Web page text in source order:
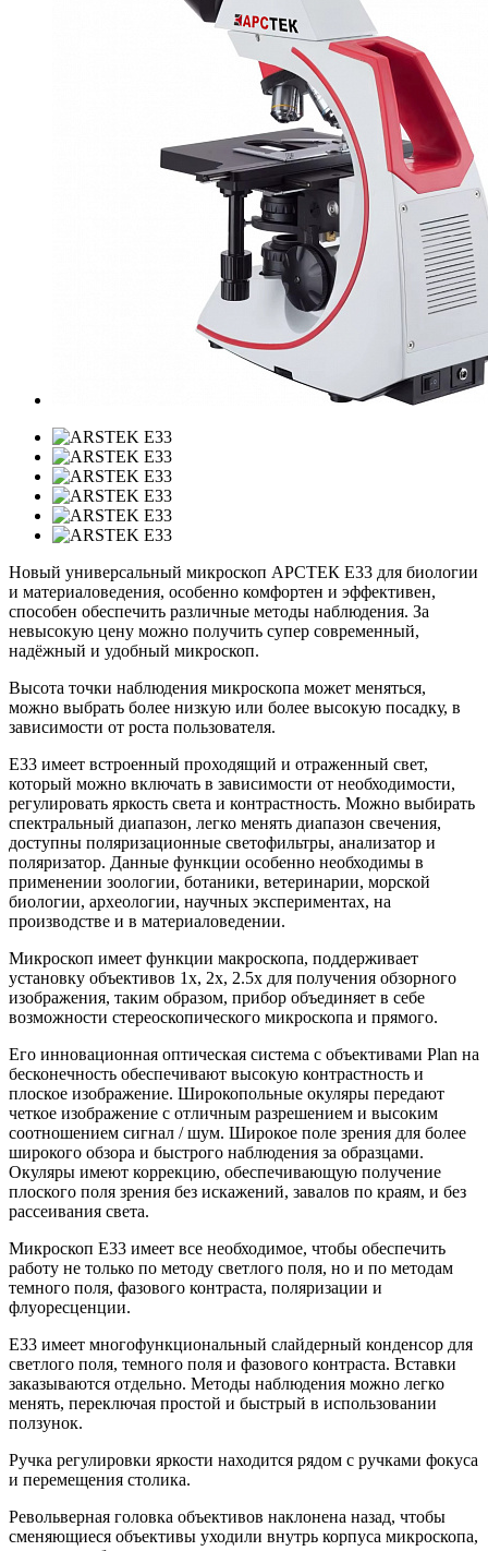
Новый универсальный микроскоп АРСТЕК E33 для биологии
и материаловедения, особенно комфортен и эффективен,
способен обеспечить различные методы наблюдения. За
невысокую цену можно получить супер современный,
надёжный и удобный микроскоп.
Высота точки наблюдения микроскопа может меняться,
можно выбрать более низкую или более высокую посадку, в
зависимости от роста пользователя.
Е33 имеет встроенный проходящий и отраженный свет,
который можно включать в зависимости от необходимости,
регулировать яркость света и контрастность. Можно выбирать
спектральный диапазон, легко менять диапазон свечения,
доступны поляризационные светофильтры, анализатор и
поляризатор. Данные функции особенно необходимы в
применении зоологии, ботаники, ветеринарии, морской
биологии, археологии, научных экспериментах, на
производстве и в материаловедении.
Микроскоп имеет функции макроскопа, поддерживает
установку объективов 1х, 2х, 2.5х для получения обзорного
изображения, таким образом, прибор объединяет в себе
возможности стереоскопического микроскопа и прямого.
Его инновационная оптическая система с объективами Plan на
бесконечность обеспечивают высокую контрастность и
плоское изображение. Широкопольные окуляры передают
четкое изображение с отличным разрешением и высоким
соотношением сигнал / шум. Широкое поле зрения для более
широкого обзора и быстрого наблюдения за образцами.
Окуляры имеют коррекцию, обеспечивающую получение
плоского поля зрения без искажений, завалов по краям, и без
рассеивания света.
Микроскоп E33 имеет все необходимое, чтобы обеспечить
работу не только по методу светлого поля, но и по методам
темного поля, фазового контраста, поляризации и
флуоресценции.
E33 имеет многофункциональный слайдерный конденсор для
светлого поля, темного поля и фазового контраста. Вставки
заказываются отдельно. Методы наблюдения можно легко
менять, переключая простой и быстрый в использовании
ползунок.
Ручка регулировки яркости находится рядом с ручками фокуса
и перемещения столика.
Револьверная головка объективов наклонена назад, чтобы
сменяющиеся объективы уходили внутрь корпуса микроскопа,